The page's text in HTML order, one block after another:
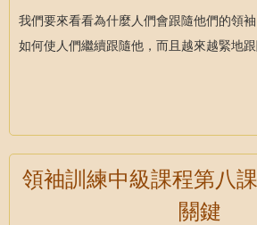
我們要來看看為什麼人們會跟隨他們的領
如何使人們繼續跟隨他，而且越來越緊地
領袖訓練中級課程第八
關鍵